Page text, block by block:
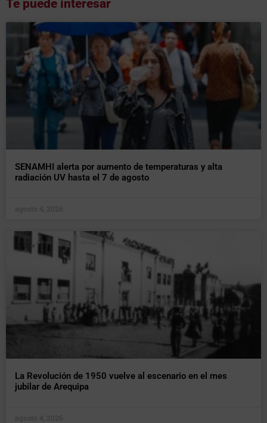
Te puede interesar
SENAMHI alerta por aumento de temperaturas y alta
radiación UV hasta el 7 de agosto
agosto 4, 2026
La Revolución de 1950 vuelve al escenario en el mes
jubilar de Arequipa
agosto 4, 2026